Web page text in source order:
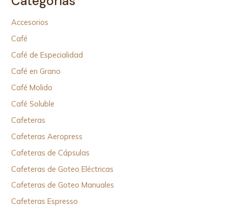
Accesorios
Café
Café de Especialidad
Café en Grano
Café Molido
Café Soluble
Cafeteras
Cafeteras Aeropress
Cafeteras de Cápsulas
Cafeteras de Goteo Eléctricas
Cafeteras de Goteo Manuales
Cafeteras Espresso